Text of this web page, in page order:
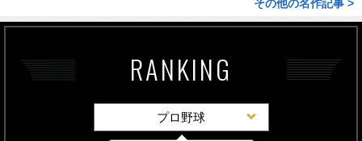
その他の名作記事 >
RANKING
プロ野球